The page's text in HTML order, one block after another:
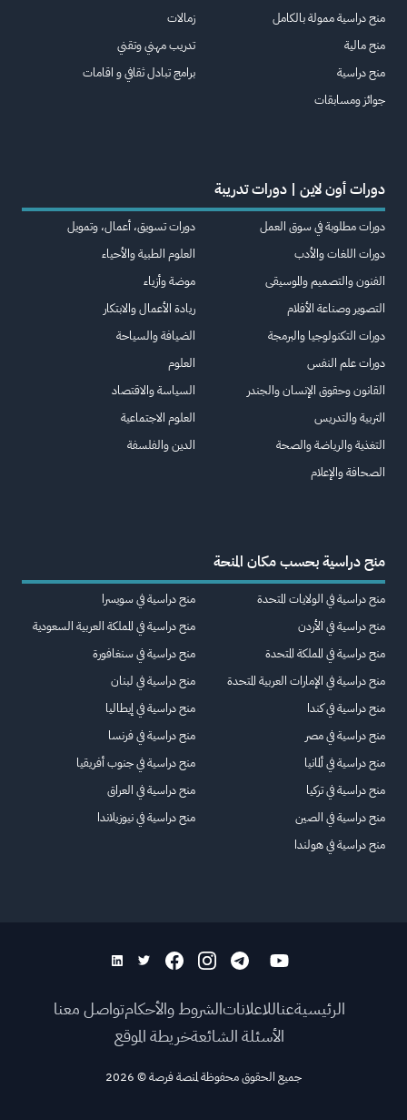
منح دراسية ممولة بالكامل
منح مالية
منح دراسية
جوائز ومسابقات
زمالات
تدريب مهني وتقني
برامج تبادل ثقافي و اقامات
دورات أون لاين | دورات تدريبة
دورات مطلوبة في سوق العمل
دورات اللغات والأدب
الفنون والتصميم والموسيقى
التصوير وصناعة الأفلام
دورات التكنولوجيا والبرمجة
دورات علم النفس
القانون وحقوق الإنسان والجندر
التربية والتدريس
التغذية والرياضة والصحة
الصحافة والإعلام
دورات تسويق، أعمال، وتمويل
العلوم الطبية والأحياء
موضة وأزياء
ريادة الأعمال والابتكار
الضيافة والسياحة
العلوم
السياسة والاقتصاد
العلوم الاجتماعية
الدين والفلسفة
منح دراسية بحسب مكان المنحة
منح دراسية في الولايات المتحدة
منح دراسية في الأردن
منح دراسية في المملكة المتحدة
منح دراسية في الإمارات العربية المتحدة
منح دراسية في كندا
منح دراسية في مصر
منح دراسية في ألمانيا
منح دراسية في تركيا
منح دراسية في الصين
منح دراسية في هولندا
منح دراسية في سويسرا
منح دراسية في المملكة العربية السعودية
منح دراسية في سنغافورة
منح دراسية في لبنان
منح دراسية في إيطاليا
منح دراسية في فرنسا
منح دراسية في جنوب أفريقيا
منح دراسية في العراق
منح دراسية في نيوزيلاندا
الرئيسيةعناللاعلاناتالشروط والأحكامتواصل معنا
الأسئلة الشائعةخريطة الموقع
جميع الحقوق محفوظة لمنصة فرصة©
2026